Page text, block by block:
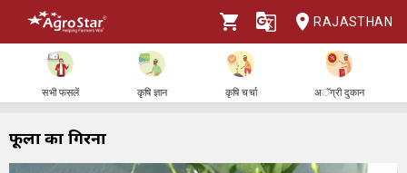
RAJASTHAN
सभी फसलें कृषि ज्ञान कृषि चर्चा अॅग्री दुकान
फूलों का गिरना